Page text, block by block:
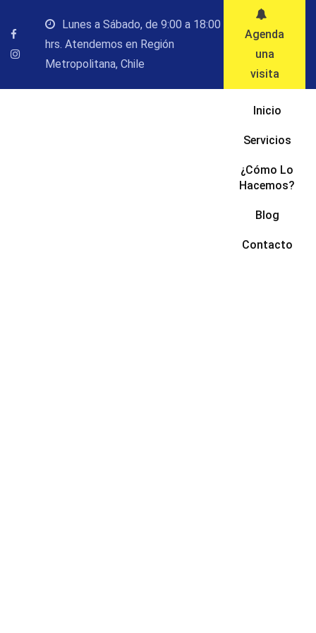
contenido
Lunes a Sábado, de 9:00 a 18:00
hrs. Atendemos en Región
Metropolitana, Chile
Agenda
una
visita
Inicio
Servicios
¿Cómo Lo
Hacemos?
Blog
Contacto